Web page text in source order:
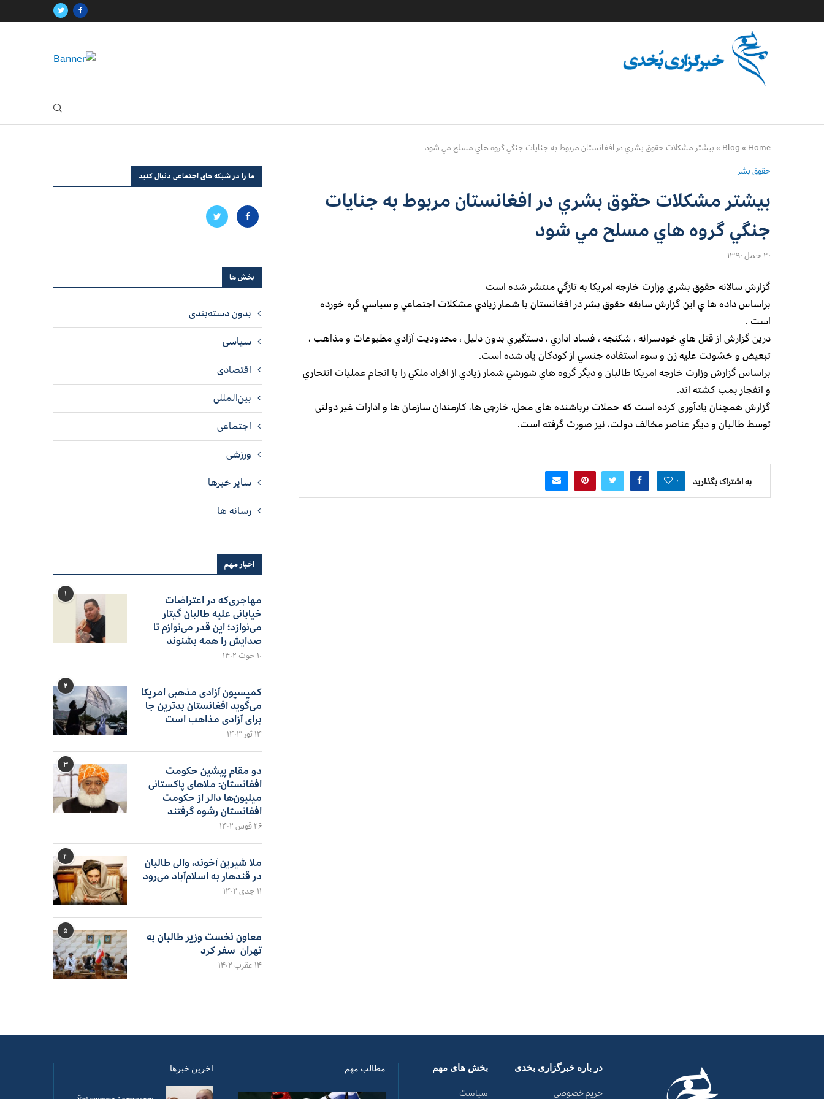
Home
»
Blog
» بيشتر مشكلات حقوق بشري در افغانستان مربوط به جنايات جنگي گروه هاي مسلح مي شود
حقوق بشر
بيشتر مشكلات حقوق بشري در افغانستان مربوط به جنايات
جنگي گروه هاي مسلح مي شود
۲۰ حمل ۱۳۹۰
گزارش سالانه حقوق بشري وزارت خارجه امريكا به تازگي منتشر شده است
براساس داده ها ي اين گزارش سابقه حقوق بشر در افغانستان با شمار زيادي مشكلات اجتماعي و سياسي گره خورده
است .
درين گزارش از قتل هاي خودسرانه ، شكنجه ، فساد اداري ، دستگيري بدون دليل ، محدوديت آزادي مطبوعات و مذاهب ،
تبعيض و خشونت عليه زن و سوء استفاده جنسي از كودكان ياد شده است.
براساس گزارش وزارت خارجه امريكا طالبان و ديگر گروه هاي شورشي شمار زيادي از افراد ملكي را با انجام عمليات انتحاري
و انفجار بمب كشته اند.
گزارش همچنان یادآوری کرده است که حملات برباشنده های محل، خارجی ها، کارمندان سازمان ها و ادارات غیر دولتی
توسط طالبان و دیگر عناصر مخالف دولت، نیز صورت گرفته است.
به اشتراک بگذارید ۰
ما را در شبکه های اجتماعی دنبال کنید
بخش ها
بدون دسته‌بندی
سیاسی
اقتصادی
بین‌المللی
اجتماعی
ورزشی
سایر خبرها
رسانه ها
اخبار مهم
۱
مهاجری‌که در اعتراضات
خیابانی علیه طالبان گیتار
می‌نوازد؛ این قدر می‌نوازم تا
صدایش را همه بشنوند
۱۰ حوت ۱۴۰۲
۲
کمیسیون آزادی مذهبی امریکا
می‌گوید افغانستان بدترین جا
برای آزادی مذاهب است
۱۴ ثور ۱۴۰۳
۳
دو مقام پیشین حکومت
افغانستان: ملاهای پاکستانی
میلیون‌ها دالر از حکومت
افغانستان رشوه گرفتند
۲۶ قوس ۱۴۰۲
۴
ملا شیرین آخوند، والی طالبان
در قندهار به اسلام‌آباد می‌رود
۱۱ جدی ۱۴۰۲
۵
معاون نخست وزیر طالبان به
تهران سفر کرد
۱۴ عقرب ۱۴۰۲
در باره خبرگزاری بخدی
حریم خصوصی
بخش های مهم
سیاست
مطالب مهم اخرین خبرها